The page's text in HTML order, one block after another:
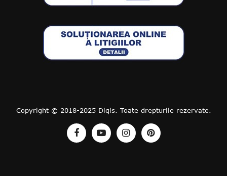
Copyright © 2018-2025 Diqis. Toate drepturile rezervate.